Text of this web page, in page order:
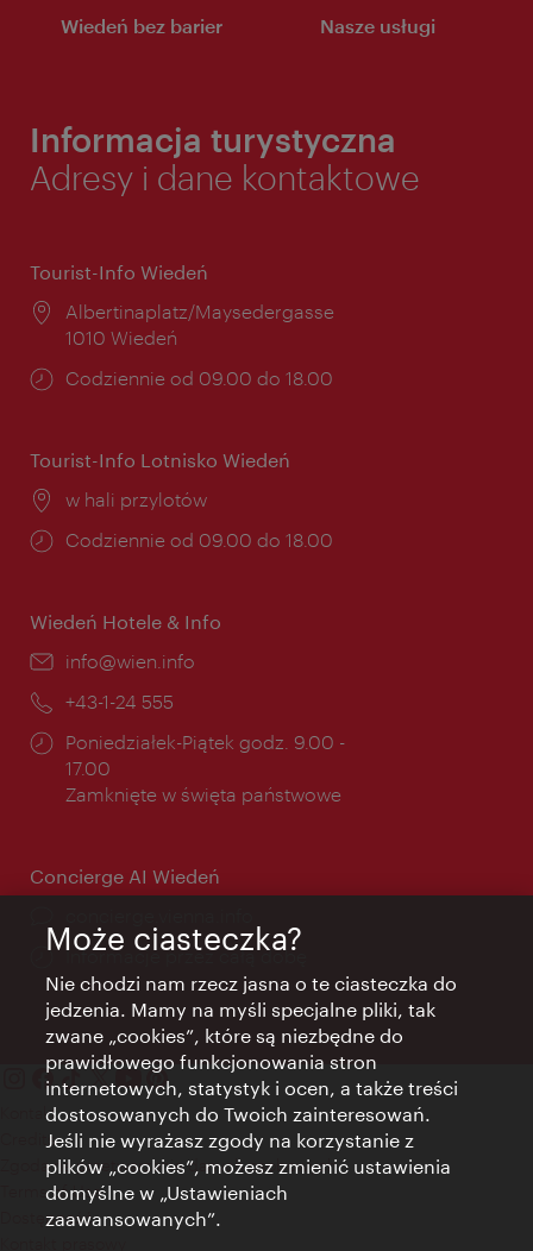
Wiedeń bez barier Nasze usługi
Informacja turystyczna
Adresy i dane kontaktowe
Tourist-Info Wiedeń
Miejsce:
Albertinaplatz/Maysedergasse
1010 Wiedeń
Godziny
Codziennie od 09.00 do 18.00
Tourist-Info Lotnisko Wiedeń
Miejsce:
w hali przylotów
Godziny
Codziennie od 09.00 do 18.00
Wiedeń Hotele & Info
E-
info@wien.info
Telefon:
+43-1-24 555
Godziny
otwarcia:
Poniedziałek-Piątek godz. 9.00 -
17.00
Zamknięte w święta państwowe
Concierge AI Wiedeń
Informacje przez całą dobę
Kontakt
Credits
Zgoda na przetwarzanie danych osobowych
Terms of Use
Dostępność
Może ciasteczka?
Nie chodzi nam rzecz jasna o te ciasteczka do
jedzenia. Mamy na myśli specjalne pliki, tak
zwane „cookies”, które są niezbędne do
prawidłowego funkcjonowania stron
internetowych, statystyk i ocen, a także treści
dostosowanych do Twoich zainteresowań.
Jeśli nie wyrażasz zgody na korzystanie z
plików „cookies”, możesz zmienić ustawienia
domyślne w „Ustawieniach
zaawansowanych”.